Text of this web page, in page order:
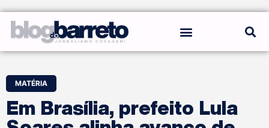
MATÉRIA
Em Brasília, prefeito Lula